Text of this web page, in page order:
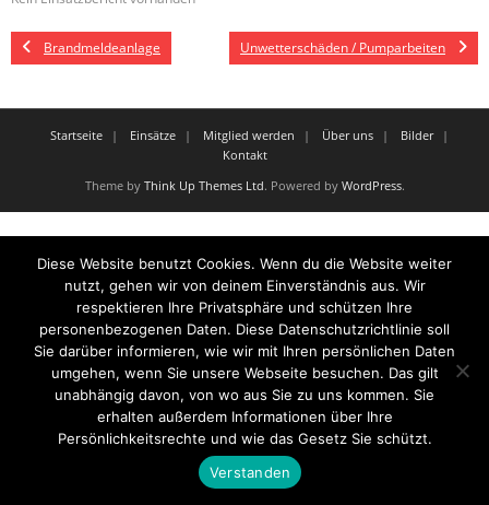
Brandmeldeanlage Unwetterschäden / Pumparbeiten
Startseite Einsätze Mitglied werden Über uns
Bilder
Kontakt
Theme by Think Up Themes Ltd. Powered by WordPress.
Diese Website benutzt Cookies. Wenn du die Website weiter
nutzt, gehen wir von deinem Einverständnis aus. Wir
respektieren Ihre Privatsphäre und schützen Ihre
personenbezogenen Daten. Diese Datenschutzrichtlinie soll
Sie darüber informieren, wie wir mit Ihren persönlichen Daten
umgehen, wenn Sie unsere Webseite besuchen. Das gilt
unabhängig davon, von wo aus Sie zu uns kommen. Sie
erhalten außerdem Informationen über Ihre
Persönlichkeitsrechte und wie das Gesetz Sie schützt.
Verstanden